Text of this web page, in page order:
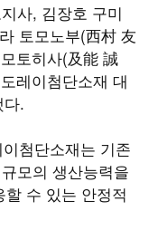
사, 김장호 구미
토모노부(西村 友
토히사(及能 誠
레이첨단소재 대
.
첨단소재는 기존
모의 생산능력을
수 있는 안정적